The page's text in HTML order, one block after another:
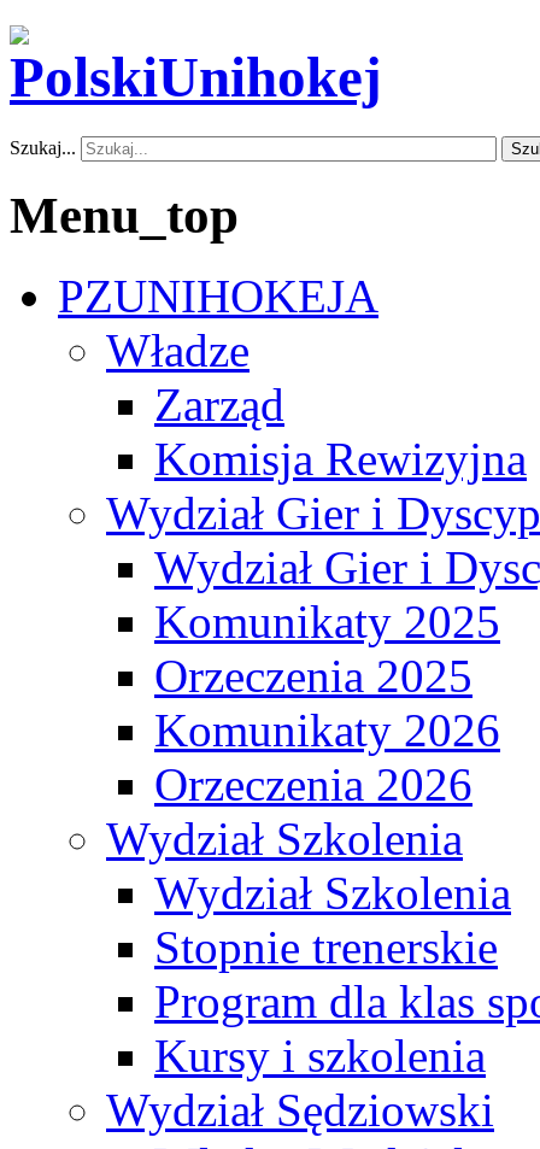
Szukaj...
Menu_top
PZUNIHOKEJA
Władze
Zarząd
Komisja Rewizyjna
Wydział Gier i
Wydział Gier i
Komunikaty 2025
Orzeczenia 2025
Komunikaty 2026
Orzeczenia 2026
Wydział Szkolenia
Wydział Szkolenia
Stopnie trenerskie
Program dla klas
Kursy i szkolenia
Wydział Sędziowski